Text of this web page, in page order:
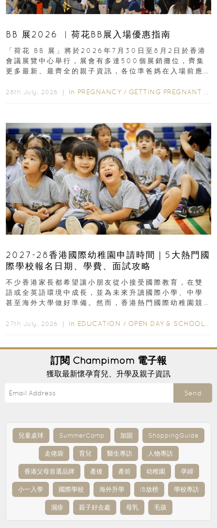
BB 展2026 ︳荷花BB展入場優惠指南
「荷花 BB 展」將於2026年7月30日至8月2日於香港
會議展覽中心舉行，展會有多達500個展銷攤位，齊集
更多最新、最齊全的親子資訊，各位準爸媽在入場前應
28th July, 2026 ｜ In PREGNANCY / GETTING PREGNANT
2027-28香港國際幼稚園申請時間｜5大熱門國
際學校報名日期、學費、面試攻略
不少香港家長都希望讓小朋友從小接受國際教育，在雙
語或全英語環境中成長，並為未來升讀國際小學、中學
甚至海外大學做好準備。然而，香港熱門國際幼稚園競
27th July, 2026 ｜ In EDUCATION / OPEN DAY & SCHOOL EVENTS
訂閱 Champimom 電子報
獲取最新懷孕育兒、升學及親子資訊
Send
兒童桌球 SummerCamp 加固 ShoppingGuide
走佬袋 育兒 醫生專訪 人物專訪
香港父母首選品牌 產後 產前 幼稚園 孕婦
小一入學 國際學校 海外升學 IB放榜 學校專訪
濕疹 親子好去處 母乳 毛孩